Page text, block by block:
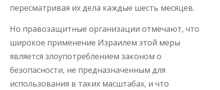
пересматривая их дела каждые шесть месяцев.
Но правозащитные организации отмечают, что
широкое применение Израилем этой меры
является злоупотреблением законом о
безопасности, не предназначенным для
использования в таких масштабах, и что